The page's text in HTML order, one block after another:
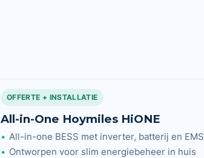
OFFERTE + INSTALLATIE
All-in-One Hoymiles HiONE
All-in-one BESS met inverter, batterij en EMS
Ontworpen voor slim energiebeheer in huis